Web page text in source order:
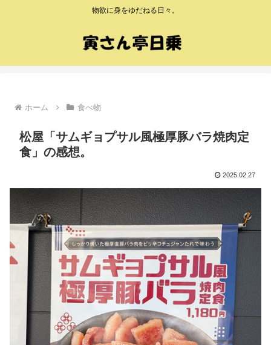
物欲に身をゆだねる日々。
ホーム 食べ物
松屋「サムギョプサル風極厚豚バラ焼肉定
食」の感想。
2025.02.27